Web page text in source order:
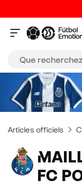
Articles officiels
MAILLOTS ET KITS DU
FC